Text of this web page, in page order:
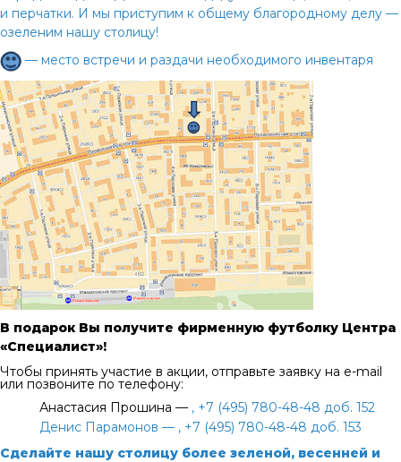
и перчатки. И мы приступим к общему благородному делу —
озеленим нашу столицу!
— место встречи и раздачи необходимого инвентаря
В подарок Вы получите фирменную футболку Центра
«Специалист»!
Чтобы принять участие в акции, отправьте заявку на e-mail
или позвоните по телефону:
Анастасия Прошина — , +7 (495) 780-48-48 доб. 152
Денис Парамонов — , +7 (495) 780-48-48 доб. 153
Сделайте нашу столицу более зеленой, весенней и